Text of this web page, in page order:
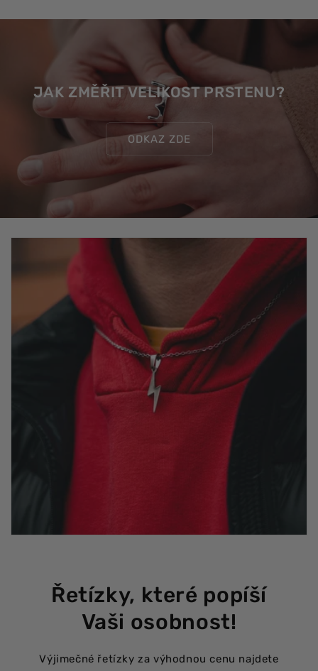
JAK ZMĚŘIT VELIKOST PRSTENU?
ODKAZ ZDE
Řetízky, které popíší
Vaši osobnost!
Výjimečné řetízky za výhodnou cenu najdete